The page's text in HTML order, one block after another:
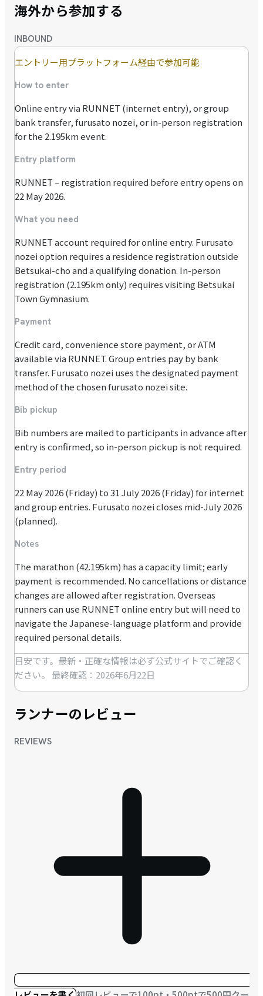
海外から参加する
INBOUND
エントリー用プラットフォーム経由で参加可能
How to enter
Online entry via RUNNET (internet entry), or group
bank transfer, furusato nozei, or in-person registration
for the 2.195km event.
Entry platform
RUNNET – registration required before entry opens on
22 May 2026.
What you need
RUNNET account required for online entry. Furusato
nozei option requires a residence registration outside
Betsukai-cho and a qualifying donation. In-person
registration (2.195km only) requires visiting Betsukai
Town Gymnasium.
Payment
Credit card, convenience store payment, or ATM
available via RUNNET. Group entries pay by bank
transfer. Furusato nozei uses the designated payment
method of the chosen furusato nozei site.
Bib pickup
Bib numbers are mailed to participants in advance after
entry is confirmed, so in-person pickup is not required.
Entry period
22 May 2026 (Friday) to 31 July 2026 (Friday) for internet
and group entries. Furusato nozei closes mid-July 2026
(planned).
Notes
The marathon (42.195km) has a capacity limit; early
payment is recommended. No cancellations or distance
changes are allowed after registration. Overseas
runners can use RUNNET online entry but will need to
navigate the Japanese-language platform and provide
required personal details.
目安です。最新・正確な情報は必ず公式サイトでご確認く
ださい。
最終確認：2026年6月22日
ランナーのレビュー
REVIEWS